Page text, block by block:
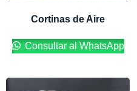
Cortinas de Aire
Consultar al WhatsApp